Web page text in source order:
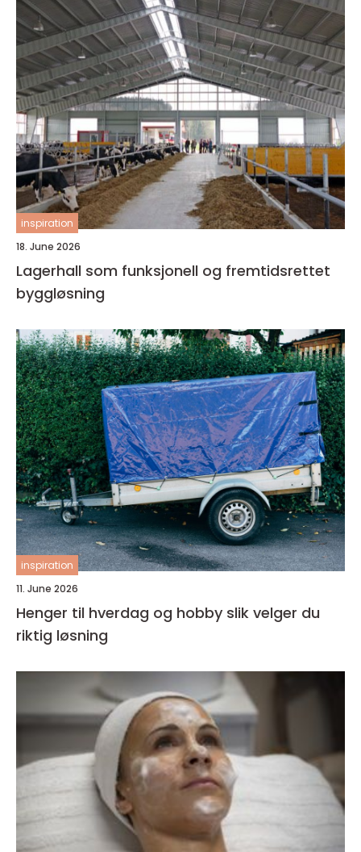
inspiration
18. June 2026
Lagerhall som funksjonell og fremtidsrettet
byggløsning
inspiration
11. June 2026
Henger til hverdag og hobby slik velger du
riktig løsning